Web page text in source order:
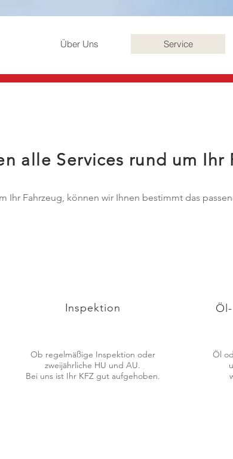
Über Uns Service
alle Services rund um Ihr
Ihr Fahrzeug, können wir Ihnen bestimmt das
Inspektion
Ob regelmäßige Inspektion oder
zweijährliche HU und AU.
Bei uns ist Ihr KFZ gut aufgehoben.
Öl